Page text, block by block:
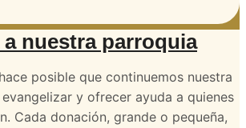
nuestra parroquia
posible que continuemos nuestra
y ofrecer ayuda a quienes
Cada donación, grande o pequeña,